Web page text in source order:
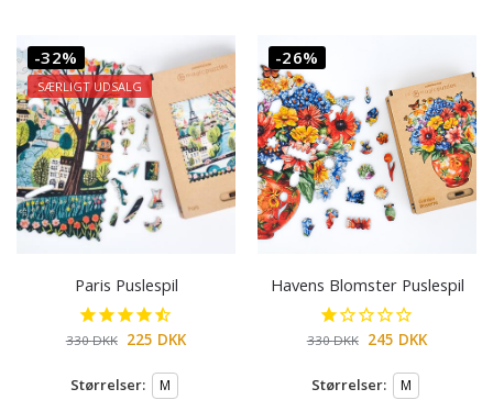
-32%
SÆRLIGT UDSALG
Paris Puslespil
330DKK 225 DKK
Størrelser: M
-26%
Havens Blomster Puslespil
330DKK 245 DKK
Størrelser: M